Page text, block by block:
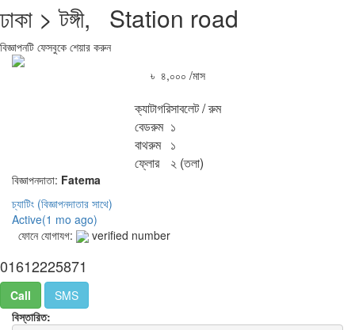
ঢাকা > টঙ্গী, Station road
বিজ্ঞাপনটি ফেসবুকে শেয়ার করুন
৳ ৪,০০০ /মাস
ক্যাটাগরিসাবলেট / রুম
বেডরুম ১
বাথরুম ১
ফ্লোর
২ (তলা)
বিজ্ঞাপনদাতা: Fatema
চ্যাটিং (বিজ্ঞাপনদাতার সাথে)
Active(1 mo ago)
ফোনে যোগাযগ:
verified number
01612225871
Call
SMS
বিস্তারিত: